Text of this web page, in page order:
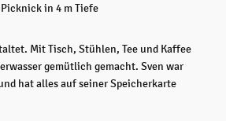
Picknick in 4 m Tiefe
Mit Tisch, Stühlen, Tee und Kaffee
gemütlich gemacht. Sven war
hat alles auf seiner Speicherkarte